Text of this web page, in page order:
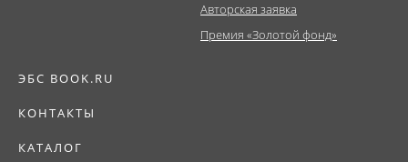
Авторская заявка
Премия «Золотой фонд»
ЭБС BOOK.RU
КОНТАКТЫ
КАТАЛОГ